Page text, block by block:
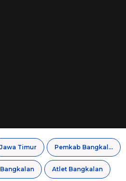
Jawa Timur Pemkab Bangkalan
Atlet Bangkalan